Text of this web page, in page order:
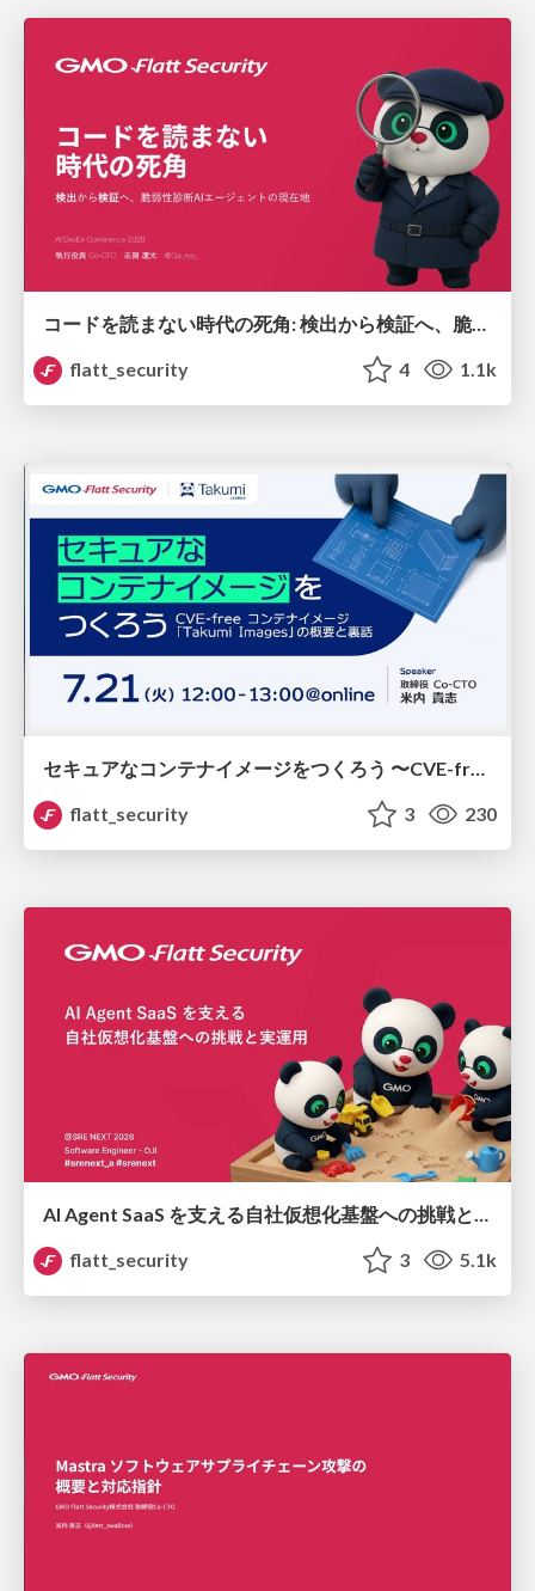
コードを読まない時代の死角: 検出から検証へ、脆弱性診断AIエージェントの現在地 / state-of-vulnerability-ai-agents
flatt_security
4 1.1k
セキュアなコンテナイメージをつくろう 〜CVE-free コンテナイメージ「Takumi Images」の概要と裏話〜
flatt_security
3 230
AI Agent SaaS を支える自社仮想化基盤への挑戦と実運用 / ai-agent-saas-virtualization
flatt_security
3 5.1k